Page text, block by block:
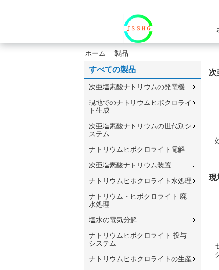
ホーム 製品
すべての製品
次亜塩素酸ナトリウムの発電機
現地でのナトリウムヒポクロライ
ト生成
次亜塩素酸ナトリウムの世代別シ
ステム
ナトリウムヒポクロライト電解
次亜塩素酸ナトリウム装置
ナトリウムヒポクロライト水処理
ナトリウム・ヒポクロライト 廃
水処理
塩水の電気分解
ナトリウムヒポクロライト 投与
システム
ナトリウムヒポクロライトの生産
次
現